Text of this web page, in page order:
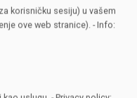
korisničku sesiju) u vašem
ove web stranice). - Info: